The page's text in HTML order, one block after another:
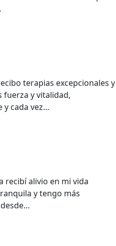
terapias excepcionales y
fuerza y vitalidad,
y cada vez…
recibí alivio en mi vida
y tengo más